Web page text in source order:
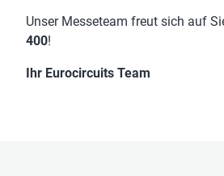
Unser Messeteam freut sich auf
400!
Ihr Eurocircuits Team